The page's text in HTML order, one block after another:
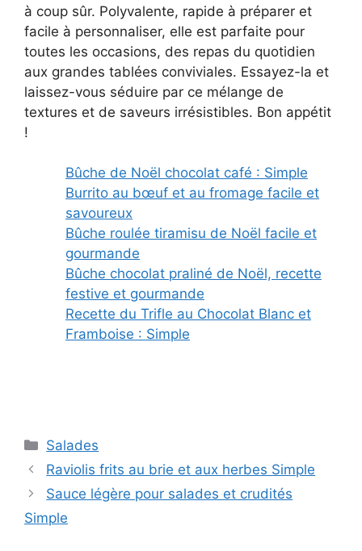
à coup sûr. Polyvalente, rapide à préparer et
facile à personnaliser, elle est parfaite pour
toutes les occasions, des repas du quotidien
aux grandes tablées conviviales. Essayez-la et
laissez-vous séduire par ce mélange de
textures et de saveurs irrésistibles. Bon appétit
!
Bûche de Noël chocolat café : Simple
Burrito au bœuf et au fromage facile et
savoureux
Bûche roulée tiramisu de Noël facile et
gourmande
Bûche chocolat praliné de Noël, recette
festive et gourmande
Recette du Trifle au Chocolat Blanc et
Framboise : Simple
Categories
Salades
Raviolis frits au brie et aux herbes Simple
Sauce légère pour salades et crudités
Simple